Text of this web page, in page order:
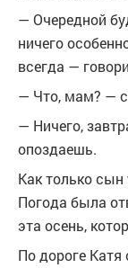
— Очередной
ничего
всегда —
— Что, мам? —
— Ничего,
опоздаешь.
Как только
Погода была
эта осень,
По дороге